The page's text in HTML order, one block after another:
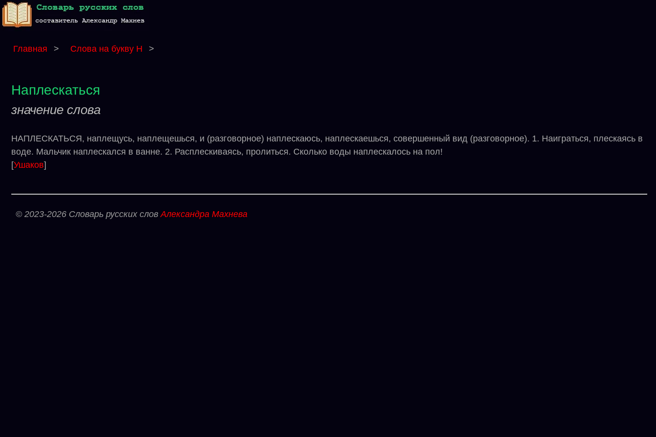
Главная > Слова на букву Н >
Наплескаться
значение слова
НАПЛЕСКАТЬСЯ, наплещусь, наплещешься, и (разговорное) наплескаюсь, наплескаешься, совершенный вид (разговорное). 1. Наиграться, плескаясь в
воде. Мальчик наплескался в ванне. 2. Расплескиваясь, пролиться. Сколько воды наплескалось на пол!
[Ушаков]
© 2023-2026 Словарь русских словАлександра Махнева